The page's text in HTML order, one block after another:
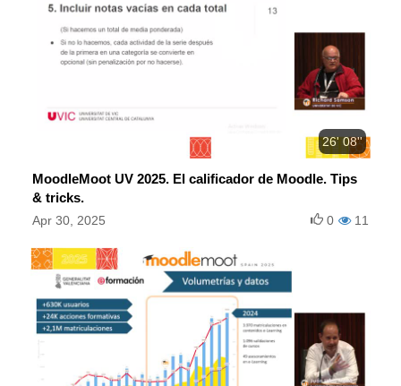
26' 08''
MoodleMoot UV 2025. El calificador de Moodle. Tips
& tricks.
Apr 30, 2025 11
0